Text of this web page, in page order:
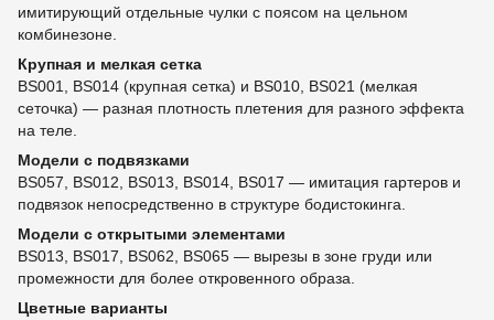
имитирующий отдельные чулки с поясом на цельном
комбинезоне.
Крупная и мелкая сетка
BS001, BS014 (крупная сетка) и BS010, BS021 (мелкая
сеточка) — разная плотность плетения для разного эффекта
на теле.
Модели с подвязками
BS057, BS012, BS013, BS014, BS017 — имитация гартеров и
подвязок непосредственно в структуре бодистокинга.
Модели с открытыми элементами
BS013, BS017, BS062, BS065 — вырезы в зоне груди или
промежности для более откровенного образа.
Цветные варианты